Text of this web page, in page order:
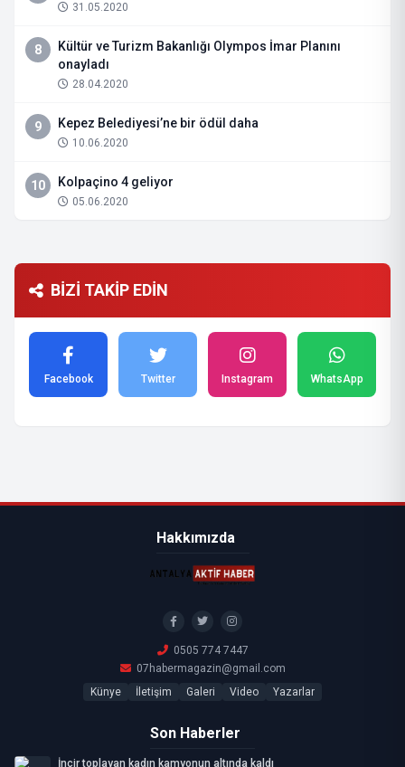
31.05.2020
8
Kültür ve Turizm Bakanlığı Olympos İmar Planını
onayladı
28.04.2020
9 Kepez Belediyesi’ne bir ödül daha
10.06.2020
10 Kolpaçino 4 geliyor
05.06.2020
BİZİ TAKİP EDİN
Facebook Twitter Instagram WhatsApp
Hakkımızda
0505 774 7447
07habermagazin@gmail.com
Künye
İletişim Galeri Video Yazarlar
Son Haberler
İncir toplayan kadın kamyonun altında kaldı